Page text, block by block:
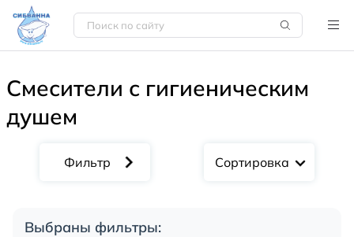
Смесители с гигиеническим
душем
Сортировка
Выбраны фильтры: